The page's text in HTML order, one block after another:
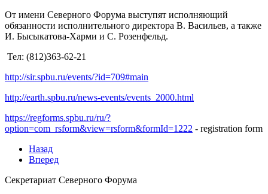
От имени Северного Форума выступят исполняющий
обязанности исполнительного директора В. Васильев, а также
И. Бысыкатова-Харми и С. Розенфельд.
Teл: (812)363-62-21
http://sir.spbu.ru/events/?id=709#main
http://earth.spbu.ru/news-events/events_2000.html
https://regforms.spbu.ru/ru/?
option=com_rsform&view=rsform&formId=1222 - registration form
Назад
Вперед
Секретариат Северного Форума